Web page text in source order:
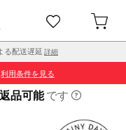
る配送遅延詳細
利用条件を見る
品可能です